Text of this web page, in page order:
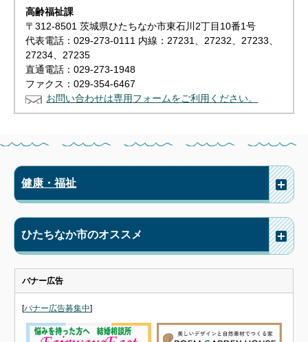
高齢福祉課
〒312-8501 茨城県ひたちなか市東石川2丁目10番1号
代表電話：029-273-0111 内線：27231、27232、27233、
27234、27235
直通電話：029-273-1948
ファクス：029-354-6467
お問い合わせは専用フォームをご利用ください。
健康・福祉
ひたちなか市のオススメ
バナー広告
[バナー広告募集中]